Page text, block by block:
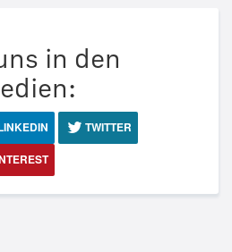
in den
TWITTER